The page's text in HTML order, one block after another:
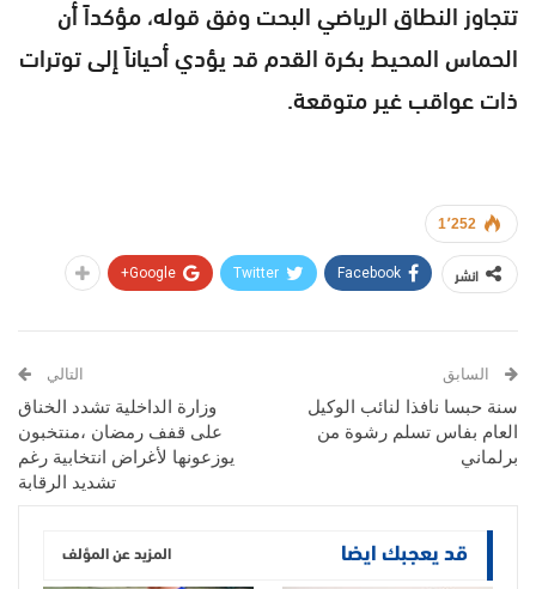
تتجاوز النطاق الرياضي البحت وفق قوله، مؤكداً أن
الحماس المحيط بكرة القدم قد يؤدي أحياناً إلى توترات
ذات عواقب غير متوقعة.
1٬252
انشر Facebook
Twitter
Google+
السابق
سنة حبسا نافذا لنائب الوكيل
العام بفاس تسلم رشوة من
برلماني
التالي
وزارة الداخلية تشدد الخناق
على قفف رمضان ،منتخبون
يوزعونها لأغراض انتخابية رغم
تشديد الرقابة
قد يعجبك ايضا المزيد عن المؤلف